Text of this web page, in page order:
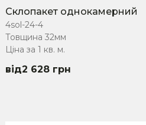
Склопакет однокамерний
4sol-24-4
Товщина 32мм
Ціна за 1 кв. м.
2 628 грн